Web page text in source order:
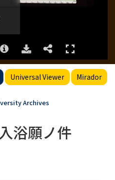
Universal Viewer Mirador
Archives
浴願ノ件